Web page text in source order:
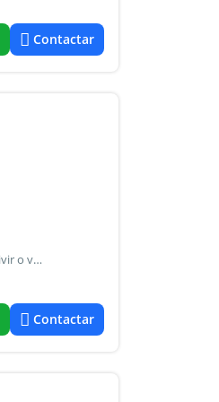
Contactar
"Excelente departamento en venta en la costa argentina" ¡No te pierdas la oportunidad de vivir o vacacionar en un lugar de ensueño! Contactanos para mas información y una visita. Características: - 2 dormitorios amplios con armarios empotrados - 2 balcones con vistas a una plaza con hermosa arboleda - 2 piletas climatizadas una interior otra exterior - sala de comedor con cocina integrada y living - 2 baños completos uno de ellos con bañera - ascensor y acceso a áreas comunes - cochera techada ubicación: ubicado en la costa argentina pinamar, a pocas cuadras del mar - cerca de restaurantes, tiendas, y servicios. - Mat.
Contactar